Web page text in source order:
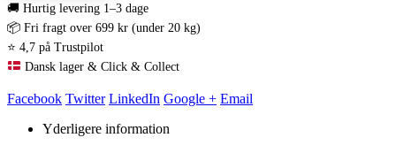
🚚 Hurtig levering 1–3 dage
📦 Fri fragt over 699 kr (under 20 kg)
⭐ 4,7 på Trustpilot
Dansk lager & Click & Collect
Facebook Twitter LinkedIn Google + Email
Yderligere information